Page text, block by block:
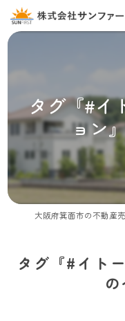
タグ『#イ
ョン
タグ『#イト